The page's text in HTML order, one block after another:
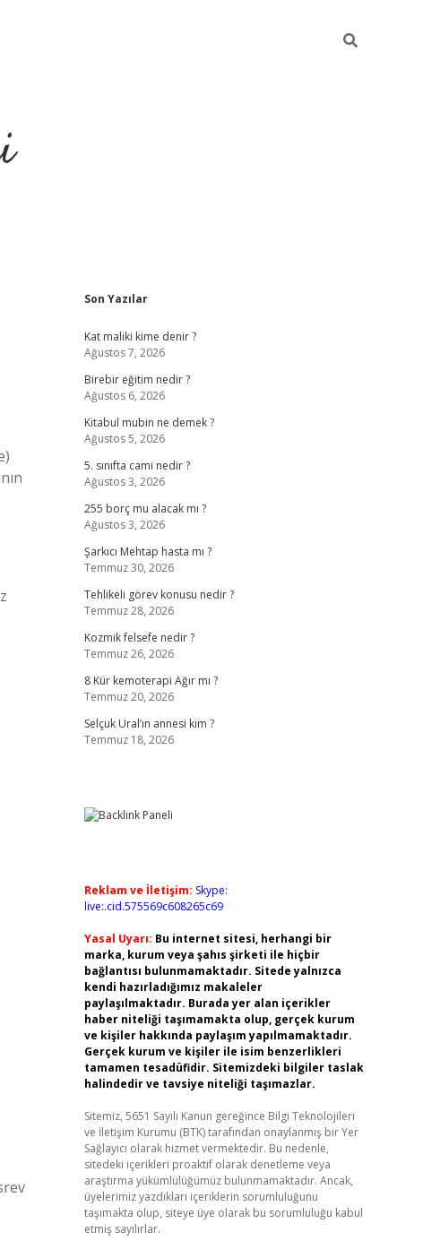
Sidebar
Son Yazılar
Kat maliki kime denir ?
Ağustos 7, 2026
Birebir eğitim nedir ?
Ağustos 6, 2026
Kitabul mubin ne demek ?
Ağustos 5, 2026
5. sınıfta cami nedir ?
Ağustos 3, 2026
255 borç mu alacak mı ?
Ağustos 3, 2026
Şarkıcı Mehtap hasta mı ?
Temmuz 30, 2026
Tehlikeli görev konusu nedir ?
Temmuz 28, 2026
Kozmik felsefe nedir ?
Temmuz 26, 2026
8 Kür kemoterapi Ağır mı ?
Temmuz 20, 2026
Selçuk Ural’ın annesi kim ?
Temmuz 18, 2026
Reklam ve İletişim: Skype:
live:.cid.575569c608265c69
Yasal Uyarı: Bu internet sitesi, herhangi bir
marka, kurum veya şahıs şirketi ile hiçbir
bağlantısı bulunmamaktadır. Sitede yalnızca
kendi hazırladığımız makaleler
paylaşılmaktadır. Burada yer alan içerikler
haber niteliği taşımamakta olup, gerçek kurum
ve kişiler hakkında paylaşım yapılmamaktadır.
Gerçek kurum ve kişiler ile isim benzerlikleri
tamamen tesadüfidir. Sitemizdeki bilgiler taslak
halindedir ve tavsiye niteliği taşımazlar.
Sitemiz, 5651 Sayılı Kanun gereğince Bilgi Teknolojileri
ve İletişim Kurumu (BTK) tarafından onaylanmış bir Yer
Sağlayıcı olarak hizmet vermektedir. Bu nedenle,
sitedeki içerikleri proaktif olarak denetleme veya
araştırma yükümlülüğümüz bulunmamaktadır. Ancak,
üyelerimiz yazdıkları içeriklerin sorumluluğunu
taşımakta olup, siteye üye olarak bu sorumluluğu kabul
etmiş sayılırlar.
https://betci.co/vd casino giriş